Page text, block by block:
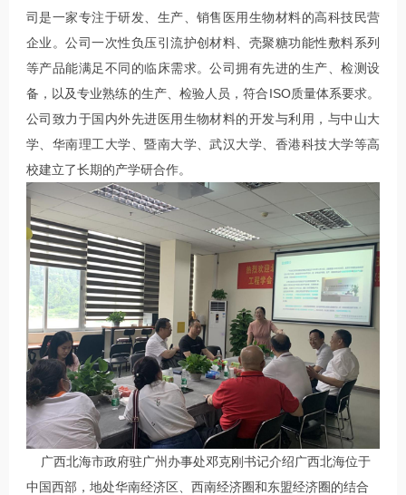
司是一家专注于研发、生产、销售医用生物材料的高科技民营
企业。公司一次性负压引流护创材料、壳聚糖功能性敷料系列
等产品能满足不同的临床需求。公司拥有先进的生产、检测设
备，以及专业熟练的生产、检验人员，符合ISO质量体系要求。
公司致力于国内外先进医用生物材料的开发与利用，与中山大
学、华南理工大学、暨南大学、武汉大学、香港科技大学等高
校建立了长期的产学研合作。
广西北海市政府驻广州办事处邓克刚书记介绍广西北海位于
中国西部，地处华南经济区、西南经济圈和东盟经济圈的结合